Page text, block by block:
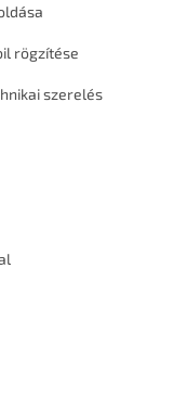
rögzítése
szerelés